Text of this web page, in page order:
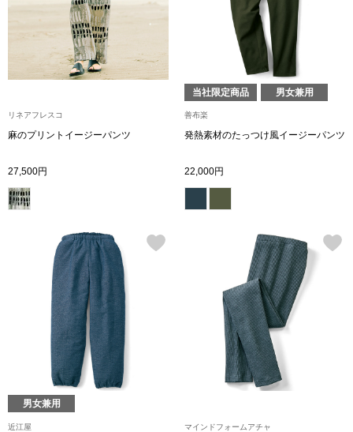
BOGARD 最新号はこちら
集
タログ
／チュニック
ルームウェア
アンダーウェア
その他
ハンドバッグ
ショルダーバ
ブリーフケース
クラッチバッグ
リネアフレスコ
麻のプリントイージーパンツ
27,500円
当社限定商品 男女兼用
善布楽
発熱素材のたっつけ風イージーパンツ
22,000円
男女兼用
近江屋 マインドフォームアチャ